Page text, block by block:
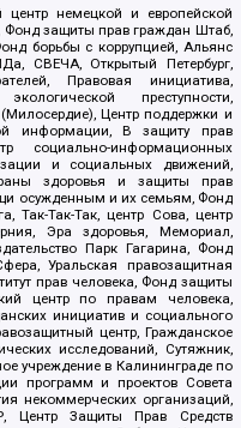
центр немецкой и европейской
Фонд защиты прав граждан Штаб,
борьбы с коррупцией, Альянс
СВЕЧА, Открытый Петербург,
Правовая инициатива,
преступности,
Центр поддержки и
информации, В защиту прав
социально-информационных
и социальных движений,
здоровья и защиты прав
осужденным и их семьям, Фонд
Так-Так-Так, центр Сова, центр
Эра здоровья, Мемориал,
Парк Гагарина, Фонд
Уральская правозащитная
прав человека, Фонд защиты
центр по правам человека,
инициатив и социального
центр, Гражданское
исследований, Сутяжник,
учреждение в Калининграде по
программ и проектов Совета
некоммерческих организаций,
Р, Центр Защиты Прав Средств